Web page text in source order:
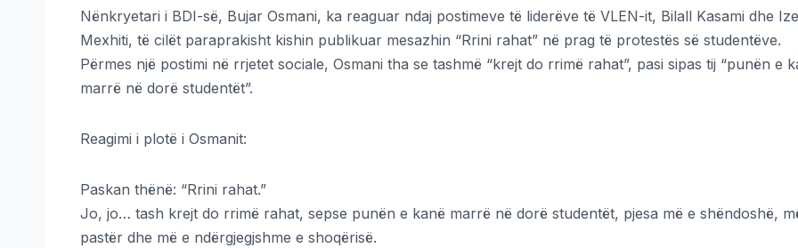
Nënkryetari i BDI-së, Bujar Osmani, ka reaguar ndaj postimeve të liderëve të VLEN-it, Bilall Kasami dhe
Mexhiti, të cilët paraprakisht kishin publikuar mesazhin “Rrini rahat” në prag të protestës së studentëve.
Përmes një postimi në rrjetet sociale, Osmani tha se tashmë “krejt do rrimë rahat”, pasi sipas tij “punën e
marrë në dorë studentët”.
Reagimi i plotë i Osmanit:
Paskan thënë: “Rrini rahat.”
Jo, jo… tash krejt do rrimë rahat, sepse punën e kanë marrë në dorë studentët, pjesa më e shëndoshë,
pastër dhe më e ndërgjegjshme e shoqërisë.